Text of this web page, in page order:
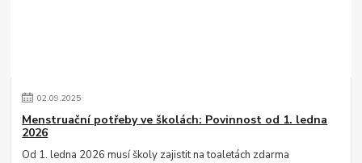
02.09.2025
Menstruační potřeby ve školách: Povinnost od 1. ledna
2026
Od 1. ledna 2026 musí školy zajistit na toaletách zdarma